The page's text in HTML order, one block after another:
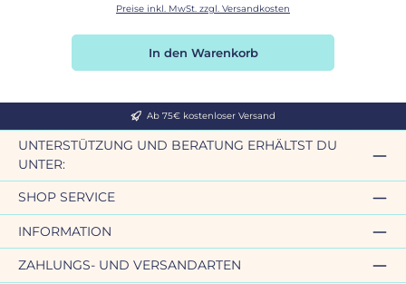
Preise inkl. MwSt. zzgl. Versandkosten
In den Warenkorb
Ab 75€ kostenloser Versand
UNTERSTÜTZUNG UND BERATUNG ERHÄLTST DU
UNTER:
SHOP SERVICE
INFORMATION
ZAHLUNGS- UND VERSANDARTEN